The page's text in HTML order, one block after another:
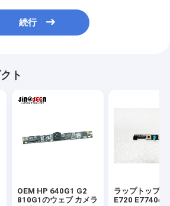
続行
ト
OEM HP 640G1 G2
810G1のウェブ カメラ
ラップトップ
E720 E7740の